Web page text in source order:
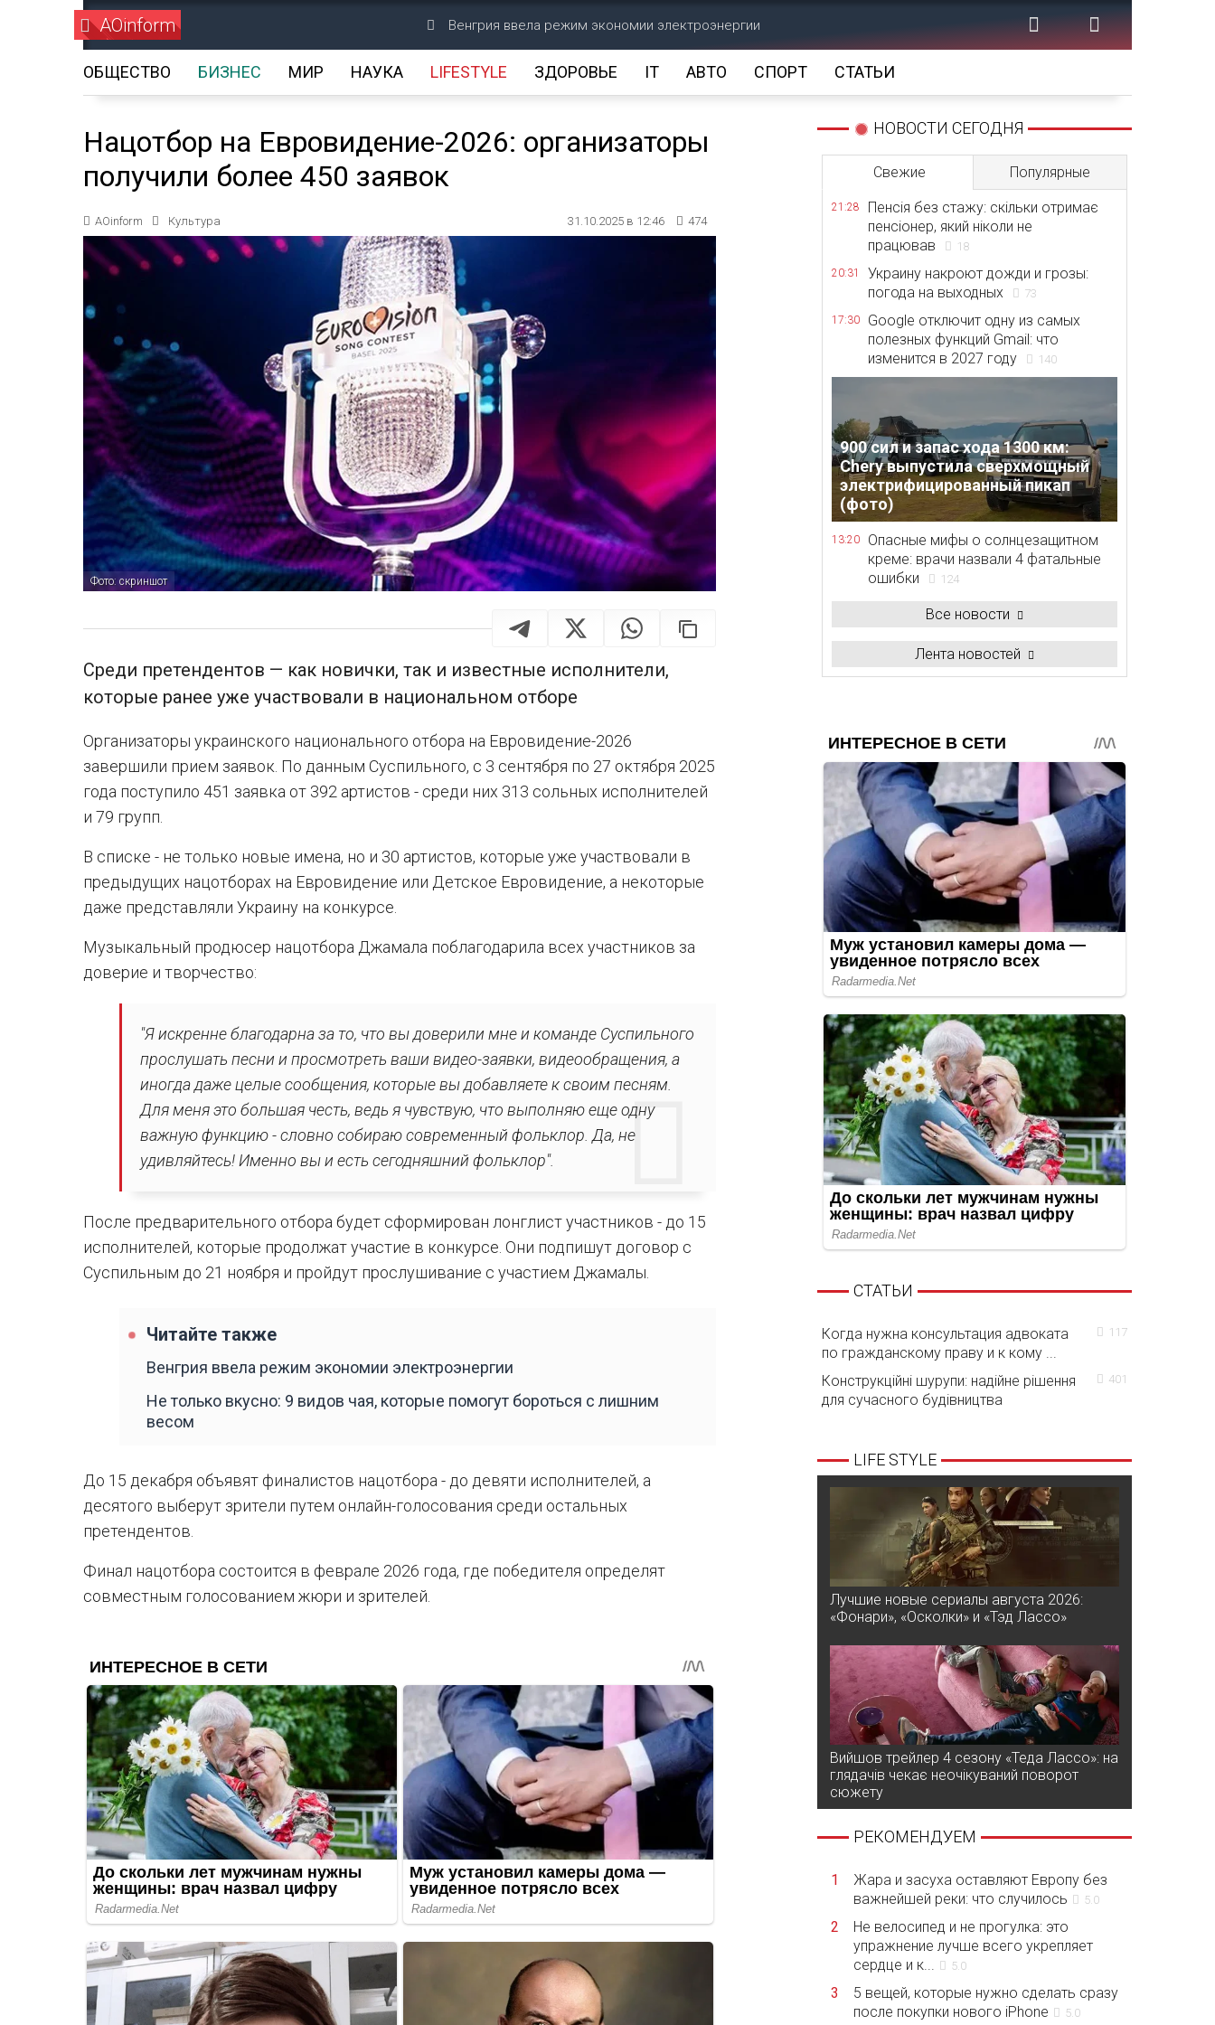
AOinform Венгрия ввела режим экономии электроэнергии
ОБЩЕСТВО БИЗНЕС МИР НАУКА LIFESTYLE ЗДОРОВЬЕ IT АВТО СПОРТ СТАТЬИ
Нацотбор на Евровидение-2026: организаторы
получили более 450 заявок
AOinform Культура 31.10.2025 в 12:46 474
Фото: скриншот
Среди претендентов — как новички, так и известные исполнители,
которые ранее уже участвовали в национальном отборе
Организаторы украинского национального отбора на Евровидение-2026
завершили прием заявок. По данным Суспильного, с 3 сентября по 27 октября 2025
года поступило 451 заявка от 392 артистов - среди них 313 сольных исполнителей
и 79 групп.
В списке - не только новые имена, но и 30 артистов, которые уже участвовали в
предыдущих нацотборах на Евровидение или Детское Евровидение, а некоторые
даже представляли Украину на конкурсе.
Музыкальный продюсер нацотбора Джамала поблагодарила всех участников за
доверие и творчество:
"Я искренне благодарна за то, что вы доверили мне и команде Суспильного
прослушать песни и просмотреть ваши видео-заявки, видеообращения, а
иногда даже целые сообщения, которые вы добавляете к своим песням.
Для меня это большая честь, ведь я чувствую, что выполняю еще одну
важную функцию - словно собираю современный фольклор. Да, не
удивляйтесь! Именно вы и есть сегодняшний фольклор".
После предварительного отбора будет сформирован лонглист участников - до 15
исполнителей, которые продолжат участие в конкурсе. Они подпишут договор с
Суспильным до 21 ноября и пройдут прослушивание с участием Джамалы.
Читайте также
Венгрия ввела режим экономии электроэнергии
Не только вкусно: 9 видов чая, которые помогут бороться с лишним
весом
До 15 декабря объявят финалистов нацотбора - до девяти исполнителей, а
десятого выберут зрители путем онлайн-голосования среди остальных
претендентов.
Финал нацотбора состоится в феврале 2026 года, где победителя определят
совместным голосованием жюри и зрителей.
НОВОСТИ СЕГОДНЯ
Свежие Популярные
21:28
Пенсія без стажу: скільки отримає
пенсіонер, який ніколи не
працював
18
20:31
Украину накроют дожди и грозы:
погода на выходных
73
17:30
Google отключит одну из самых
полезных функций Gmail: что
изменится в 2027 году
140
900 сил и запас хода 1300 км:
Chery выпустила сверхмощный
электрифицированный пикап
(фото)
13:20
Опасные мифы о солнцезащитном
креме: врачи назвали 4 фатальные
ошибки
124
Все новости
Лента новостей
СТАТЬИ
Когда нужна консультация адвоката
по гражданскому праву и к кому ...
117
Конструкційні шурупи: надійне рішення
для сучасного будівництва
401
LIFE STYLE
Лучшие новые сериалы августа 2026:
«Фонари», «Осколки» и «Тэд Лассо»
Вийшов трейлер 4 сезону «Теда Лассо»: на
глядачів чекає неочікуваний поворот
сюжету
РЕКОМЕНДУЕМ
1
Жара и засуха оставляют Европу без
важнейшей реки: что случилось
5.0
2
Не велосипед и не прогулка: это
упражнение лучше всего укрепляет
сердце и к...
5.0
3
5 вещей, которые нужно сделать сразу
после покупки нового iPhone
5.0